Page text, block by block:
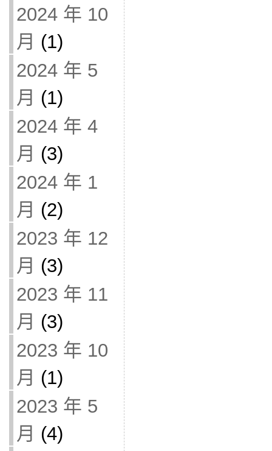
2024 年 10
月 (1)
2024 年 5
月 (1)
2024 年 4
月 (3)
2024 年 1
月 (2)
2023 年 12
月 (3)
2023 年 11
月 (3)
2023 年 10
月 (1)
2023 年 5
月 (4)